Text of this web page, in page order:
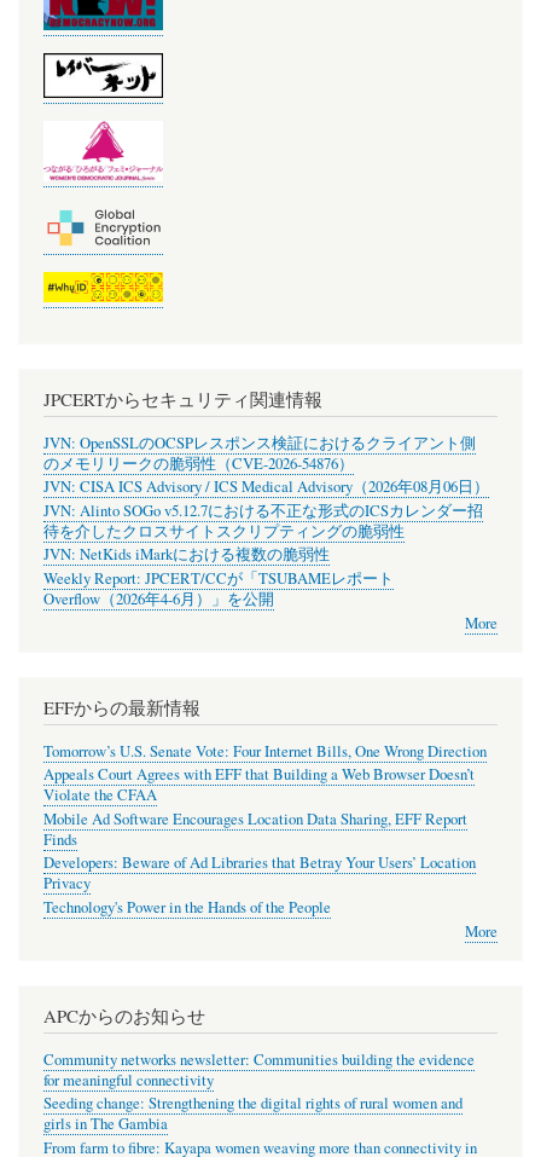
JPCERTからセキュリティ関連情報
JVN: OpenSSLのOCSPレスポンス検証におけるクライアント側
のメモリリークの脆弱性（CVE-2026-54876）
JVN: CISA ICS Advisory / ICS Medical Advisory（2026年08月06日）
JVN: Alinto SOGo v5.12.7における不正な形式のICSカレンダー招
待を介したクロスサイトスクリプティングの脆弱性
JVN: NetKids iMarkにおける複数の脆弱性
Weekly Report: JPCERT/CCが「TSUBAMEレポート
Overflow（2026年4-6月）」を公開
More
EFFからの最新情報
Tomorrow’s U.S. Senate Vote: Four Internet Bills, One Wrong Direction
Appeals Court Agrees with EFF that Building a Web Browser Doesn’t
Violate the CFAA
Mobile Ad Software Encourages Location Data Sharing, EFF Report
Finds
Developers: Beware of Ad Libraries that Betray Your Users’ Location
Privacy
Technology's Power in the Hands of the People
More
APCからのお知らせ
Community networks newsletter: Communities building the evidence
for meaningful connectivity
Seeding change: Strengthening the digital rights of rural women and
girls in The Gambia
From farm to fibre: Kayapa women weaving more than connectivity in